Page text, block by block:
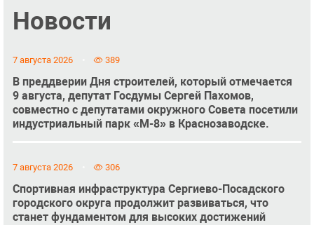
Новости
7 августа 2026 389
В преддверии Дня строителей, который отмечается
9 августа, депутат Госдумы Сергей Пахомов,
совместно с депутатами окружного Совета посетили
индустриальный парк «М-8» в Краснозаводске.
7 августа 2026 306
Спортивная инфраструктура Сергиево-Посадского
городского округа продолжит развиваться, что
станет фундаментом для высоких достижений